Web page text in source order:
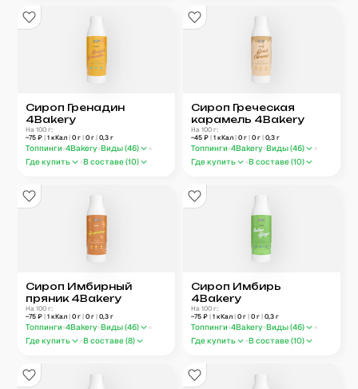
Сироп Гренадин
4Bakery
На 100 г:
~75 ₽| 1 кКал| 0 г| 0 г| 0,3 г
Топпинги 4Bakery Виды (46)
Где купить
В составе (10)
Сироп Греческая
карамель 4Bakery
На 100 г:
~45 ₽ | 1 кКал | 0 г | 0 г | 0,3 г
Топпинги 4Bakery Виды (46)
Где купить
В составе (10)
Сироп Имбирный
пряник 4Bakery
На 100 г:
~75 ₽| 1 кКал| 0 г| 0 г| 0,3 г
Топпинги 4Bakery Виды (46)
Где купить
В составе (8)
Сироп Имбирь
4Bakery
На 100 г:
~75 ₽ | 1 кКал | 0 г | 0 г | 0,3 г
Топпинги 4Bakery Виды (46)
Где купить
В составе (10)